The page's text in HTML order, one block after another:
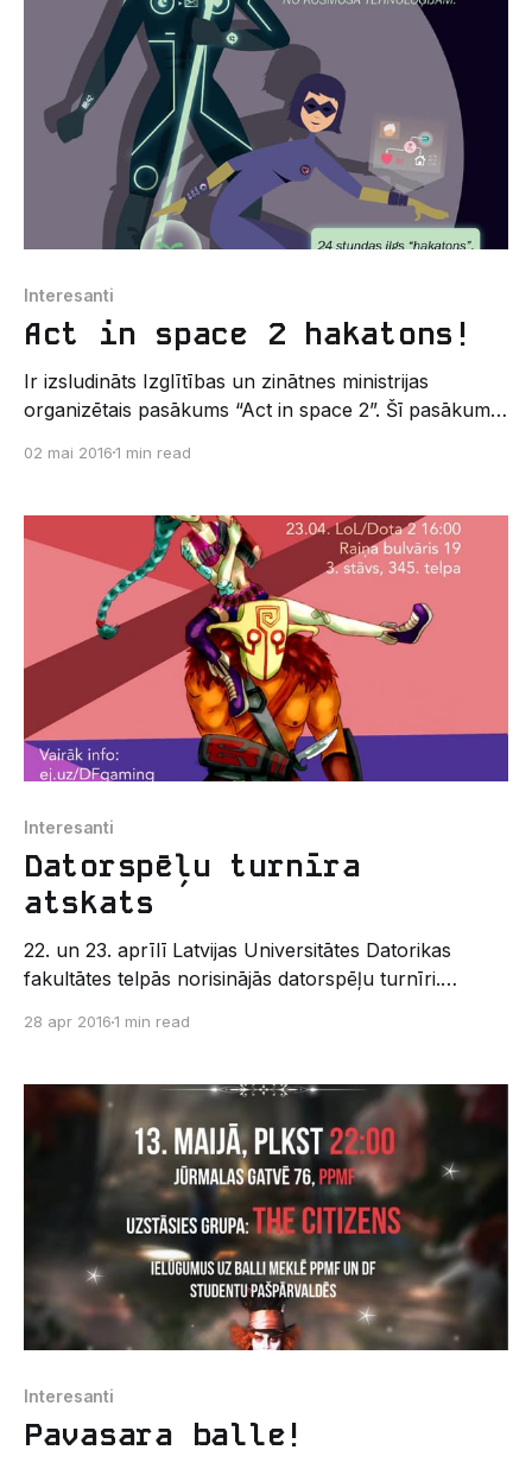
jautājumiInteresenti laipni aicināti ierasties. Sēde
notiks Raiņa bulvārī
Interesanti
Act in space 2 hakatons!
Ir izsludināts Izglītības un zinātnes ministrijas
organizētais pasākums “Act in space 2”. Šī pasākuma
uzņēmīgo cilvēku vidū meklēt jaunus talantus, kuri
pārvērst tos sabiedrībai noderīgā pielietojumā vai
produktā – sākotnēji vismaz idejā vai prototipā. Vai
domā, ka esi
02 mai 20161 min read
Interesanti
Datorspēļu turnīra
atskats
22. un 23. aprīlī Latvijas Universitātes Datorikas
fakultātes telpās norisinājās datorspēļu turnīri.
CS:GO, League of Legends, DOTA2. Turnīru
League of Legends - 1.vietā eXanimo goDONS, 2.vietā
BoostedBaboons Dota2 - 1.
28 apr 20161 min read
Interesanti
Pavasara balle!